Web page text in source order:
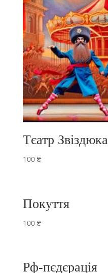
Тєатр Звіздюка
100 ₴
Покуття
100 ₴
Рф-пєдєрація